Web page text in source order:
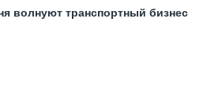
волнуют транспортный бизнес